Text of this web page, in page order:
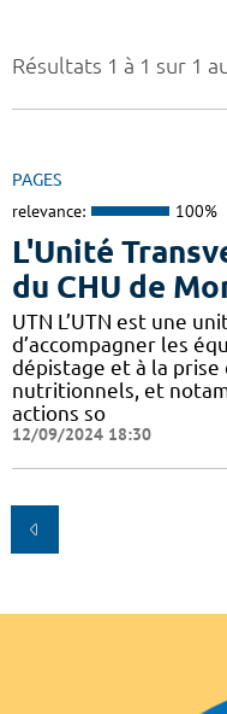
Résultats 1 à 1 sur 1
PAGES
relevance: 100%
L'Unité
du CHU de
UTN L’UTN est une
d’accompagner les
dépistage et à la
nutritionnels, et
actions so
12/09/2024 18:30